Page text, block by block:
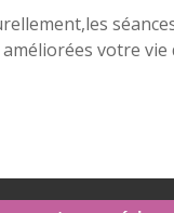
votre